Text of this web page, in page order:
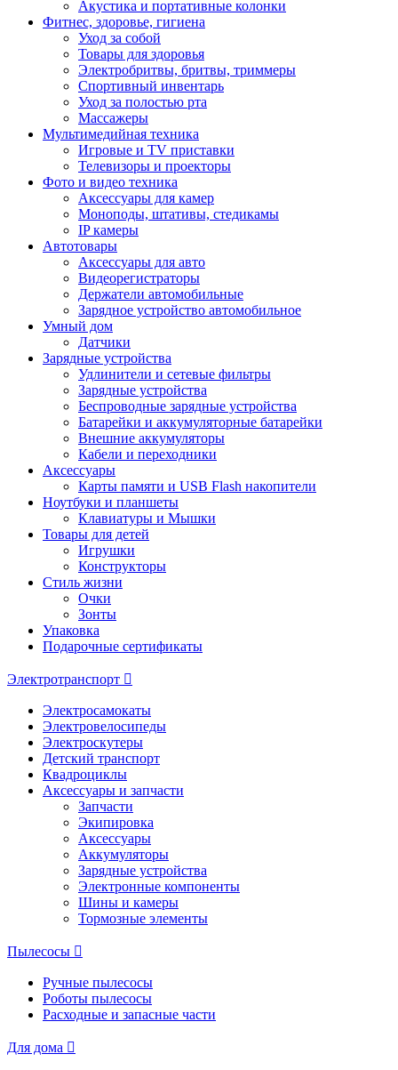
Акустика и портативные колонки
Фитнес, здоровье, гигиена
Уход за собой
Товары для здоровья
Электробритвы, бритвы, триммеры
Спортивный инвентарь
Уход за полостью рта
Массажеры
Мультимедийная техника
Игровые и TV приставки
Телевизоры и проекторы
Фото и видео техника
Аксессуары для камер
Моноподы, штативы, стедикамы
IP камеры
Автотовары
Аксессуары для авто
Видеорегистраторы
Держатели автомобильные
Зарядное устройство автомобильное
Умный дом
Датчики
Зарядные устройства
Удлинители и сетевые фильтры
Зарядные устройства
Беспроводные зарядные устройства
Батарейки и аккумуляторные батарейки
Внешние аккумуляторы
Кабели и переходники
Аксессуары
Карты памяти и USB Flash накопители
Ноутбуки и планшеты
Клавиатуры и Мышки
Товары для детей
Игрушки
Конструкторы
Стиль жизни
Очки
Зонты
Упаковка
Подарочные сертификаты
Электротранспорт
Электросамокаты
Электровелосипеды
Электроскутеры
Детский транспорт
Квадроциклы
Аксессуары и запчасти
Запчасти
Экипировка
Аксессуары
Аккумуляторы
Зарядные устройства
Электронные компоненты
Шины и камеры
Тормозные элементы
Пылесосы
Ручные пылесосы
Роботы пылесосы
Расходные и запасные части
Для дома